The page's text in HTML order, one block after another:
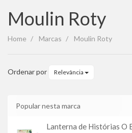
Moulin Roty
Moulin
Home Marcas Moulin Roty
Ordenar por Relevância
Popular nesta marca
Lanterna de Histórias O